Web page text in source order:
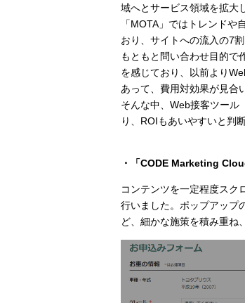
域へとサービス領域を拡大
「MOTA」ではトレンド
おり、サイトへの流入の7
もともと問い合わせ目的で
を感じており、以前より
あって、費用対効果が見合
そんな中、Web接客ツール
り、ROIもあいやすいと判
・「CODE Marketing
コンテンツを一定程度スク
行いました。ポップアップ
ど、細かな施策を積み重ね